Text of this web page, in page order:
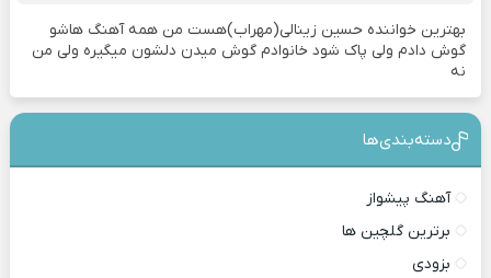
بهترین خواننده حسین زینالی(مهراب)هست من همه آهنگ هاشو
گوش دادم ولی پاک شود خانوادم گوش میدن دلشون میگیره ولی من
نه
دسته‌بندی‎‌‌ها
آهنگ پیشواز
برترین گلچین ها
بزودی